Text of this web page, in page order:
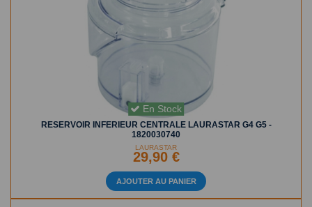
En Stock
RESERVOIR INFERIEUR CENTRALE LAURASTAR G4 G5 -
1820030740
LAURASTAR
29,90 €
AJOUTER AU PANIER